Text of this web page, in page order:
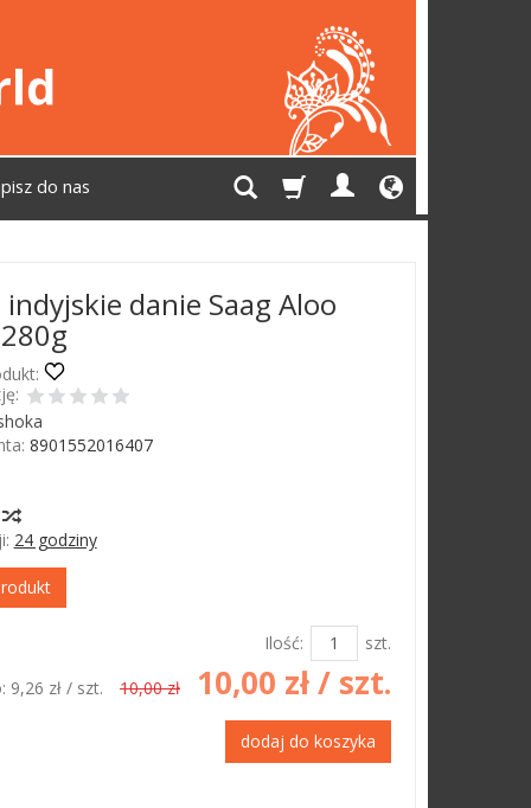
do nas
danie Saag Aloo
8901552016407
24 godziny
Ilość:
szt.
9,26 zł/ szt. 10,00 zł 10,00 zł/ szt.
dodaj do koszyka